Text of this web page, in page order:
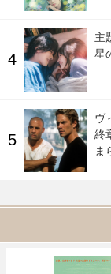
主
星
ヴ
終
ま